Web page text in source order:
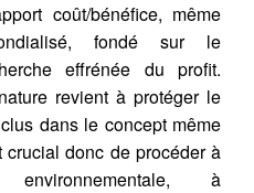
coût/bénéfice, même
fondé sur le
effrénée du profit.
revient à protéger le
dans le concept même
crucial donc de procéder à
à